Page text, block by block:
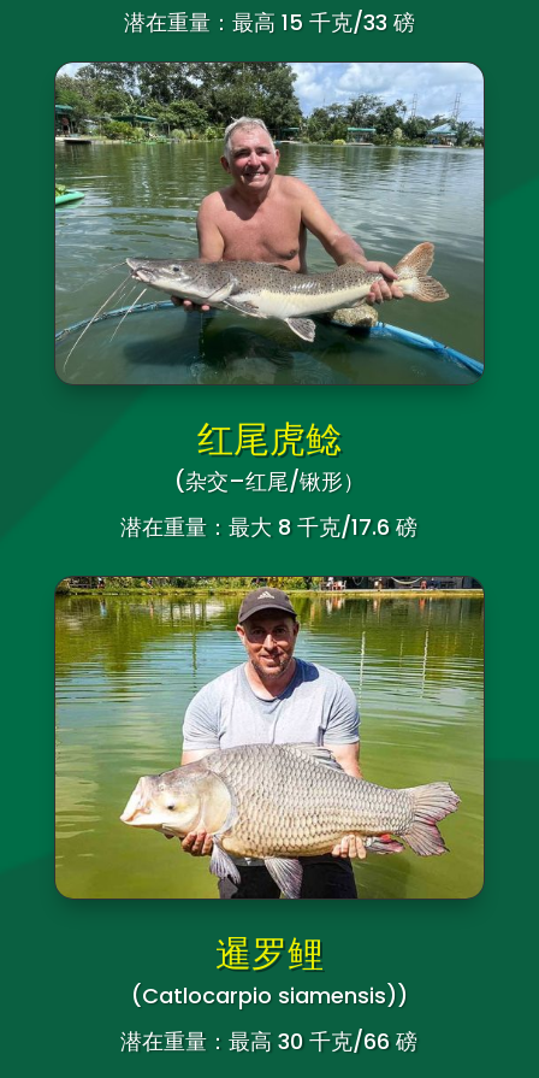
潜在重量：最高 15 千克/33 磅
红尾虎鲶
(杂交–红尾/锹形）
潜在重量：最大 8 千克/17.6 磅
暹罗鲤
(Catlocarpio siamensis))
潜在重量：最高 30 千克/66 磅